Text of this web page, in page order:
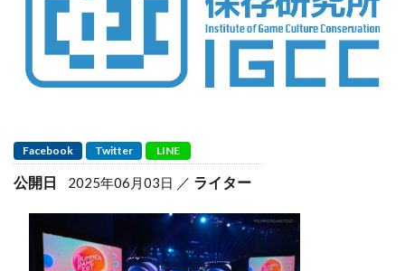
Facebook Twitter LINE
公開日 2025年06月03日 ライター